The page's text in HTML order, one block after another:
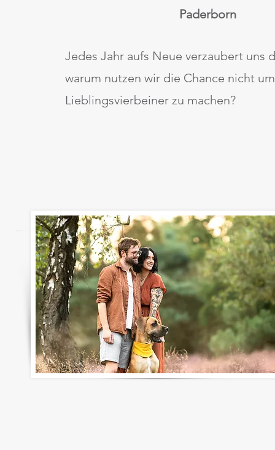
Paderborn
Jedes Jahr aufs Neue verzaubert uns
warum nutzen wir die Chance nicht
Lieblingsvierbeiner zu machen?